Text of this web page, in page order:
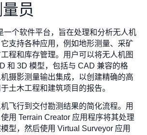
员
一个软件平台，旨在处理和分析无人机
支持各种应用，例如地形测量、采矿
程和库存管理。用户可以将无人机图
和 3D 模型，包括与 CAD 兼容的格
摄影测量输出集成，以创建精确的高
土木工程和建筑项目的报告。
飞行到交付勘测结果的简化流程。用
用 Terrain Creator 应用程序将其处理
型，然后使用 Virtual Surveyor 应用